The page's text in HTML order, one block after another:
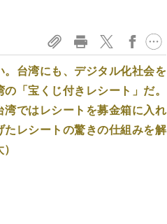
台湾にも、デジタル化社会を
「宝くじ付きレシート」だ。
ではレシートを募金箱に入れ
レシートの驚きの仕組みを解